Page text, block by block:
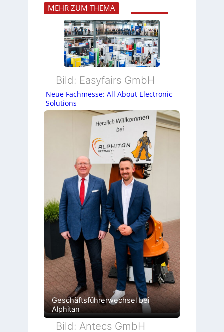
MEHR ZUM THEMA
Bild: Easyfairs GmbH
Neue Fachmesse: All About Electronic
Solutions
Geschäftsführerwechsel bei
Alphitan
Bild: Antecs GmbH